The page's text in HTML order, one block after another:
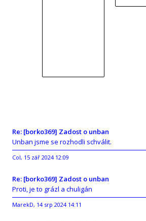
Re: [borko369] Zadost o unban
Unban jsme se rozhodli schválit.
Col, 15 zář 2024 12:09
Re: [borko369] Zadost o unban
Proti, je to grázl a chuligán
MarekD, 14 srp 2024 14:11